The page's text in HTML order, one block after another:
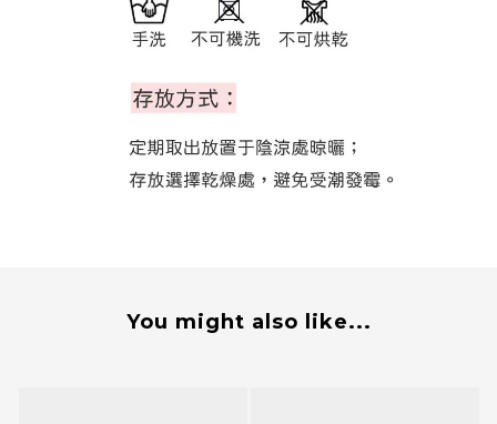
You might also like...